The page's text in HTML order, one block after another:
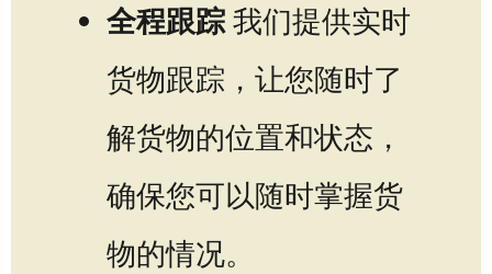
全程跟踪 我们提供实时
货物跟踪，让您随时了
解货物的位置和状态，
确保您可以随时掌握货
物的情况。